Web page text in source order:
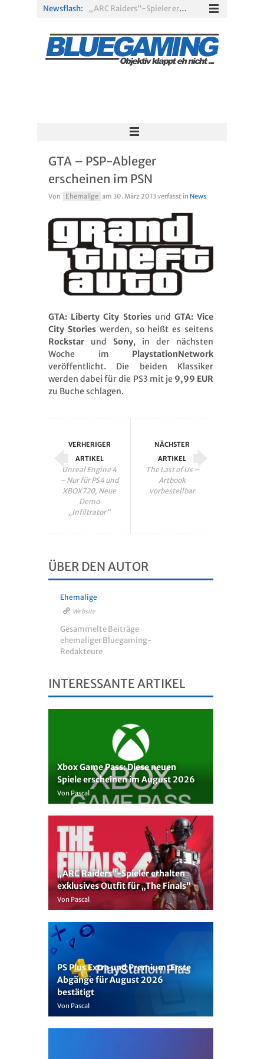
Newsflash:
„ARC Raiders“-Spieler erhalten exklusives Outfit für „The Finals“
PS5-Disc vor dem Aus: Warum der Fan-Protest gegen Sony ins Leere läuft
„Borderlands 4“ trifft „Subnautica“: Kostenloses Update schickt euch in die Tiefsee
Xbox Game Pass: Diese neuen Spiele erscheinen im August 2026
GTA – PSP-Ableger
erscheinen im PSN
Von Ehemalige am 30. März 2013verfasst in News
GTA: Liberty City Storiesund GTA: Vice
City Storieswerden, so heißt es seitens
Rockstar und Sony, in der nächsten
Woche im PlaystationNetwork
veröffentlicht. Die beiden Klassiker
werden dabei für die PS3 mit je 9,99 EUR
zu Buche schlagen.
VERHERIGER
ARTIKEL
Unreal Engine 4
– Nur für PS4 und
XBOX720, Neue
Demo
„Infiltrator“
NÄCHSTER
ARTIKEL
The Last of Us –
Artbook
vorbestellbar
ÜBER DEN AUTOR
Ehemalige
Website
Gesammelte Beiträge
ehemaliger Bluegaming-
Redakteure
INTERESSANTE ARTIKEL
Xbox Game Pass: Diese neuen
Spiele erscheinen im August 2026
Von Pascal
„ARC Raiders“-Spieler erhalten
exklusives Outfit für „The Finals“
Von Pascal
PS Plus Extra und Premium: Erste
Abgänge für August 2026
bestätigt
Von Pascal